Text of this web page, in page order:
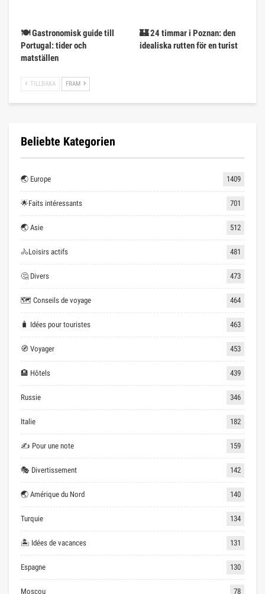
🍽️ Gastronomisk guide till
Portugal: tider och
matställen
🏰 24 timmar i Poznan: den
idealiska rutten för en turist
TILLBAKA FRAM
Beliebte Kategorien
🌏 Europe 1409
🌟Faits intéressants 701
🌏 Asie 512
🚴Loisirs actifs 481
🤔 Divers 473
🗺 Conseils de voyage 464
🧳 Idées pour touristes 463
🧭 Voyager 453
🏨 Hôtels 439
Russie 346
Italie 182
✍ Pour une note 159
🎭 Divertissement 142
🌏 Amérique du Nord 140
Turquie 134
🏝 Idées de vacances 131
Espagne 130
Moscou 78